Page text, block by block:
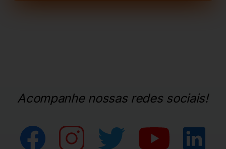
Acompanhe nossas redes sociais!